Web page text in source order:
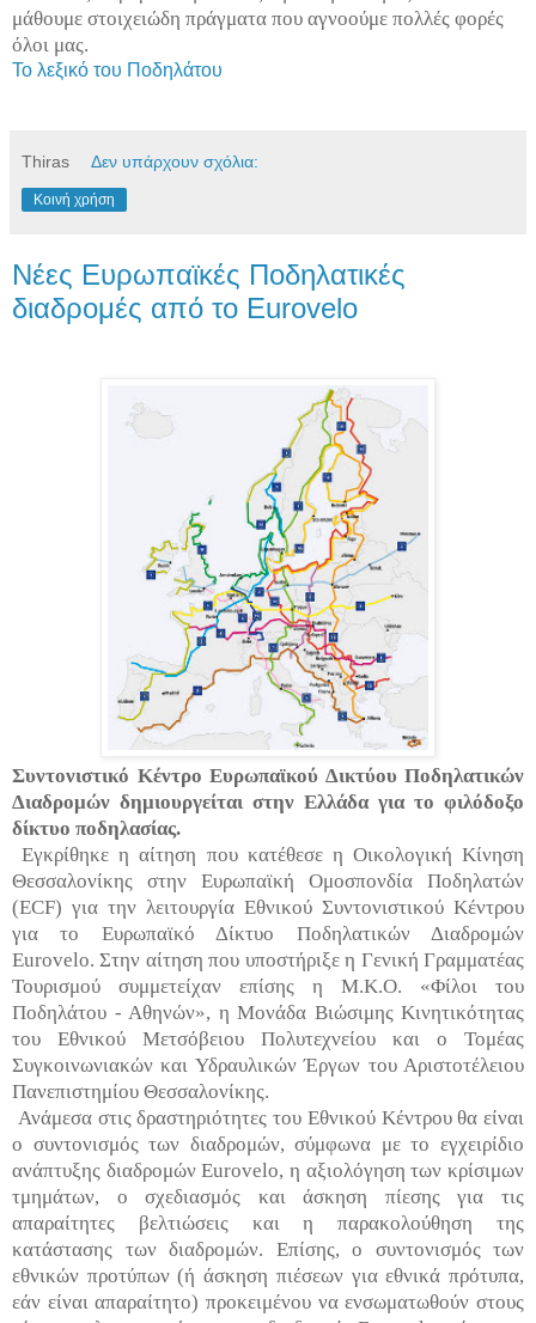
μάθουμε στοιχειώδη πράγματα που αγνοούμε πολλές φορές
όλοι μας.
Το λεξικό του Ποδηλάτου
Thiras Δεν υπάρχουν σχόλια:
Κοινή χρήση
Νέες Ευρωπαϊκές Ποδηλατικές
διαδρομές από το Eurovelo
Συντονιστικό Κέντρο Ευρωπαϊκού Δικτύου Ποδηλατικών
Διαδρομών δημιουργείται στην Ελλάδα για το φιλόδοξο
δίκτυο ποδηλασίας.
Εγκρίθηκε η αίτηση που κατέθεσε η Οικολογική Κίνηση
Θεσσαλονίκης στην Ευρωπαϊκή Ομοσπονδία Ποδηλατών
(ECF) για την λειτουργία Εθνικού Συντονιστικού Κέντρου
για το Ευρωπαϊκό Δίκτυο Ποδηλατικών Διαδρομών
Eurovelo. Στην αίτηση που υποστήριξε η Γενική Γραμματέας
Τουρισμού συμμετείχαν επίσης η Μ.Κ.Ο. «Φίλοι του
Ποδηλάτου - Αθηνών», η Μονάδα Βιώσιμης Κινητικότητας
του Εθνικού Μετσόβειου Πολυτεχνείου και ο Τομέας
Συγκοινωνιακών και Υδραυλικών Έργων του Αριστοτέλειου
Πανεπιστημίου Θεσσαλονίκης.
Ανάμεσα στις δραστηριότητες του Εθνικού Κέντρου θα είναι
ο συντονισμός των διαδρομών, σύμφωνα με τo εγχειρίδιο
ανάπτυξης διαδρομών Eurovelo, η αξιολόγηση των κρίσιμων
τμημάτων, ο σχεδιασμός και άσκηση πίεσης για τις
απαραίτητες βελτιώσεις και η παρακολούθηση της
κατάστασης των διαδρομών. Επίσης, ο συντονισμός των
εθνικών προτύπων (ή άσκηση πιέσεων για εθνικά πρότυπα,
εάν είναι απαραίτητο) προκειμένου να ενσωματωθούν στους